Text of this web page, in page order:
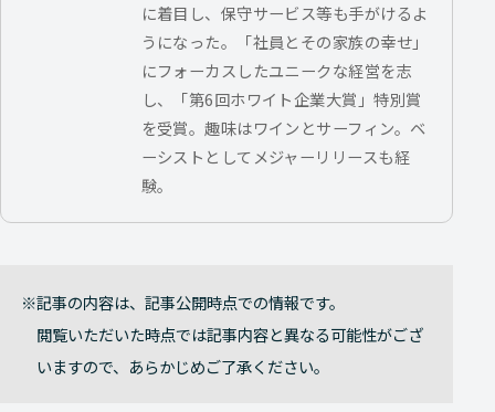
に着目し、保守サービス等も手がけるよ
うになった。「社員とその家族の幸せ」
にフォーカスしたユニークな経営を志
し、「第6回ホワイト企業大賞」特別賞
を受賞。趣味はワインとサーフィン。ベ
ーシストとしてメジャーリリースも経
験。
記事の内容は、記事公開時点での情報です。
閲覧いただいた時点では記事内容と異なる可能性がござ
いますので、あらかじめご了承ください。